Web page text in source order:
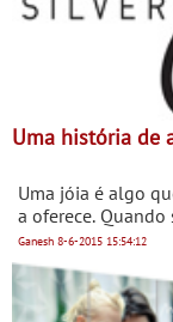
Uma história de
Uma jóia é algo
a oferece.
pessoas, a
Ganesh 8-6-2015 15:54:12